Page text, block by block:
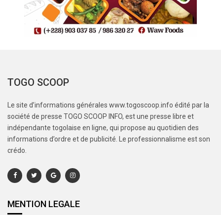
TOGO SCOOP
Le site d’informations générales www.togoscoop.info édité par la
société de presse TOGO SCOOP INFO, est une presse libre et
indépendante togolaise en ligne, qui propose au quotidien des
informations d’ordre et de publicité. Le professionnalisme est son
crédo.
MENTION LEGALE